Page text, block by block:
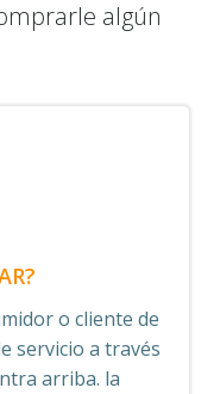
algún
o cliente de
servicio a través
arriba. la